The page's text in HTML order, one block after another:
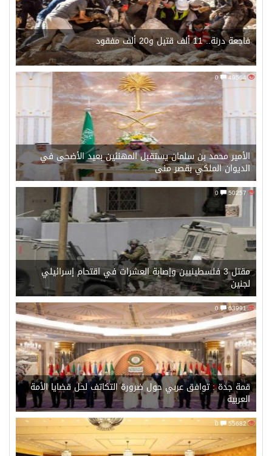
فاجعة درنة.. 11 ألف قتيل و20 ألف مفقود
49564
0
الأمير محمد بن سلمان يستقبل المهنئين بعيد الأضحى في
الديوان الملكي بقصر منى
مقتل 3 فلسطينيين وإصابة العشرات في اقتحام إسرائيلي
لجنين
63991
0
قمة جدة : توافق عربي حول ضرورة التكاتف لحل قضايا الأمة
العربية
55682
0